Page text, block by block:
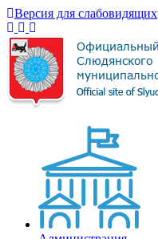
Версия для слабовидящих